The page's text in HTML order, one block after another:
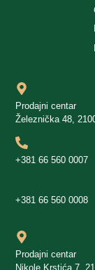
Prodajni centar
Železnička 48,
+381 66 560 0007
+381 66 560 0008
Prodajni centar
Nikole Krstića 7,